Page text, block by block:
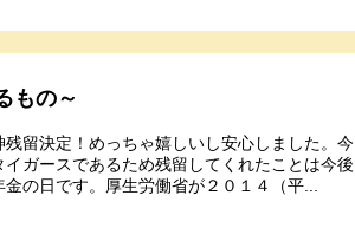
もの～
留決定！めっちゃ嬉しいし安心しました。今
ガースであるため残留してくれたことは今後
の日です。厚生労働省が２０１４（平...